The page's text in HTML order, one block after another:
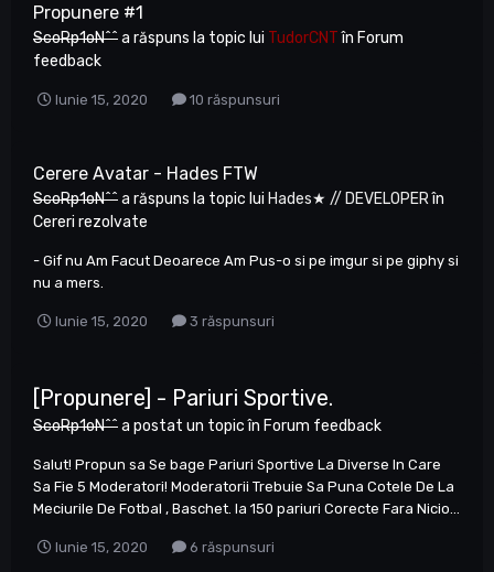
Propunere #1
ScoRp1oN^^a răspuns la topic lui TudorCNTîn Forum
feedback
Iunie 15, 2020 10 răspunsuri
Cerere Avatar - Hades FTW
ScoRp1oN^^a răspuns la topic lui Hades★ // DEVELOPERîn
Cereri rezolvate
- Gif nu Am Facut Deoarece Am Pus-o si pe imgur si pe giphy si
nu a mers.
Iunie 15, 2020 3 răspunsuri
[Propunere] - Pariuri Sportive.
ScoRp1oN^^a postat un topic în Forum feedback
Salut! Propun sa Se bage Pariuri Sportive La Diverse In Care
Sa Fie 5 Moderatori! Moderatorii Trebuie Sa Puna Cotele De La
Meciurile De Fotbal , Baschet. la 150 pariuri Corecte Fara Nicio...
Iunie 15, 2020 6 răspunsuri